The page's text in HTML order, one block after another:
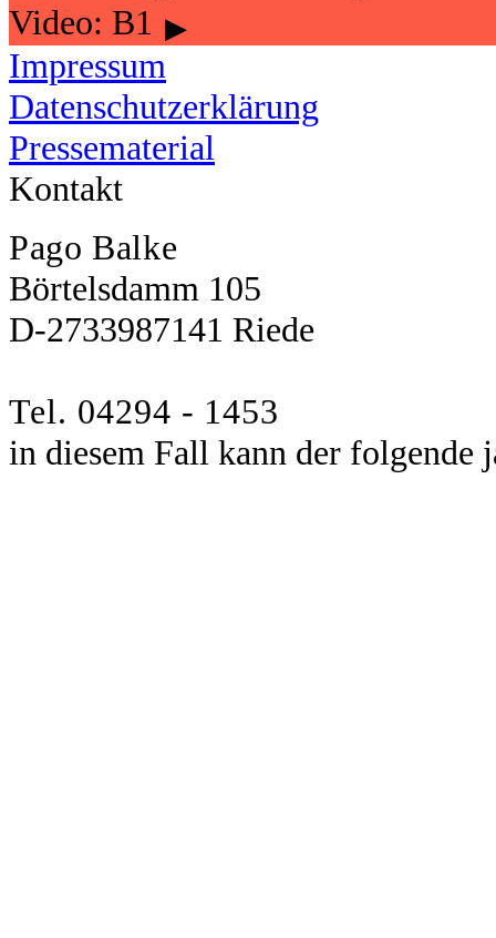
Video: B1 ▶︎
Impressum
Datenschutzerklärung
Pressematerial
Kontakt
Pago Balke
Börtelsdamm 105
D-2733987141 Riede
Tel. 04294 - 1453
in diesem Fall kann der folgende